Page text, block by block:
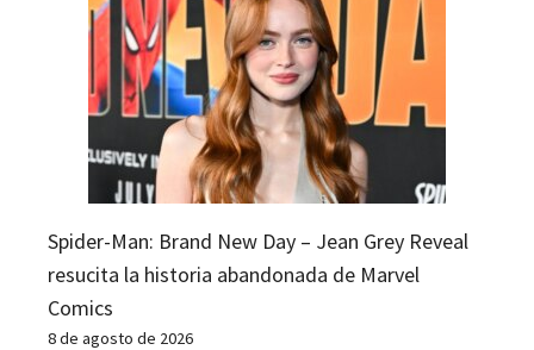
Spider-Man: Brand New Day – Jean Grey Reveal
resucita la historia abandonada de Marvel
Comics
8 de agosto de 2026